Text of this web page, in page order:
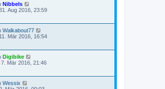
Nibbels
Aug 2016, 23:59
Walkabout77
Mär 2016, 16:54
Digibike
7. Mär 2016, 21:46
Wessix